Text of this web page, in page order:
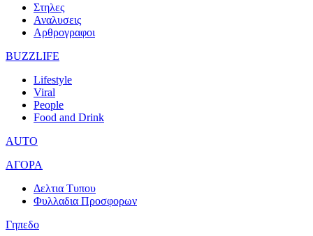
Στηλες
Αναλυσεις
Αρθρογραφοι
BUZZLIFE
Lifestyle
Viral
People
Food and Drink
AUTO
ΑΓΟΡΑ
Δελτια Τυπου
Φυλλαδια Προσφορων
Γηπεδο